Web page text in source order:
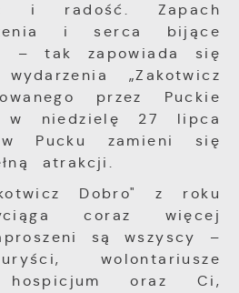
i radość. Zapach
i serca bijące
– tak zapowiada się
„Zakotwicz
przez Puckie
w niedzielę 27 lipca
Pucku zamieni się
atrakcji.
Dobro" z roku
coraz więcej
są wszyscy –
wolontariusze
oraz Ci,
pozwalają na uzyskanie
wykorzystywania
miejsca oraz
odwiedzane są nasze
pozwalają nam na
internetowych pod
wśród
informacje są
zanonimizowanej.
analityczne pliki
dostępność wszystkich
plikom cookies
informacje i
naszych partnerów.
służą do
komunikatów na
upodobań oraz
dotyczących przeglądanej
Treści promocyjne
stronach podmiotów
naszymi